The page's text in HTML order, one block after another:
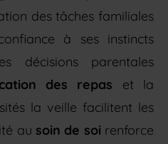
des tâches familiales
à ses instincts
décisions parentales
des repas et la
la veille facilitent les
au soin de soi renforce